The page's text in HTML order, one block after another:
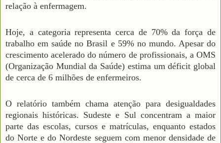
relação à enfermagem.
Hoje, a categoria representa cerca de 70% da força de
trabalho em saúde no Brasil e 59% no mundo. Apesar do
crescimento acelerado do número de profissionais, a OMS
(Organização Mundial da Saúde) estima um déficit global
de cerca de 6 milhões de enfermeiros.
O relatório também chama atenção para desigualdades
regionais históricas. Sudeste e Sul concentram a maior
parte das escolas, cursos e matrículas, enquanto estados
do Norte e do Nordeste seguem com menor densidade de